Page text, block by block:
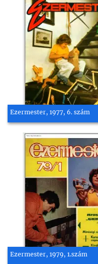
Ezermester, 1977, 6. szám
Ezermester, 1979, 1.szám